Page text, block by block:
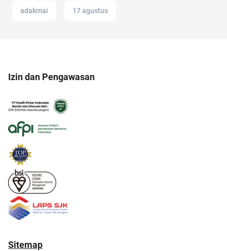
adakmai 17 agustus
Izin dan Pengawasan
Sitemap